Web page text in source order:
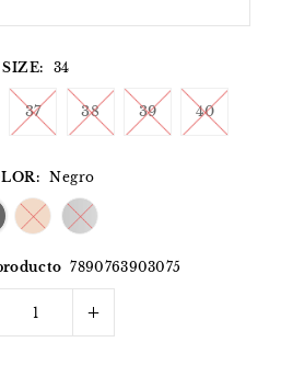
SIZE: 34
37 38 39 40
Negro
7890763903075
+